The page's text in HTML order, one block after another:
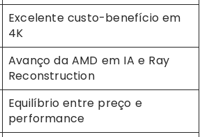
Excelente custo-benefício em
4K
Avanço da AMD em IA e Ray
Reconstruction
Equilíbrio entre preço e
performance